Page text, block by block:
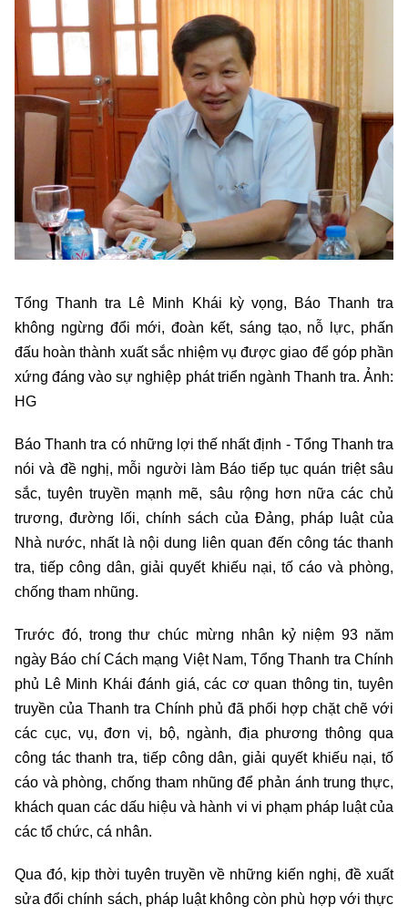
Tổng Thanh tra Lê Minh Khái kỳ vọng, Báo Thanh tra
không ngừng đổi mới, đoàn kết, sáng tạo, nỗ lực, phấn
đấu hoàn thành xuất sắc nhiệm vụ được giao để góp phần
xứng đáng vào sự nghiệp phát triển ngành Thanh tra. Ảnh:
HG
Báo Thanh tra có những lợi thế nhất định - Tổng Thanh tra
nói và đề nghị, mỗi người làm Báo tiếp tục quán triệt sâu
sắc, tuyên truyền mạnh mẽ, sâu rộng hơn nữa các chủ
trương, đường lối, chính sách của Đảng, pháp luật của
Nhà nước, nhất là nội dung liên quan đến công tác thanh
tra, tiếp công dân, giải quyết khiếu nại, tố cáo và phòng,
chống tham nhũng.
Trước đó, trong thư chúc mừng nhân kỷ niệm 93 năm
ngày Báo chí Cách mạng Việt Nam, Tổng Thanh tra Chính
phủ Lê Minh Khái đánh giá, các cơ quan thông tin, tuyên
truyền của Thanh tra Chính phủ đã phối hợp chặt chẽ với
các cục, vụ, đơn vị, bộ, ngành, địa phương thông qua
công tác thanh tra, tiếp công dân, giải quyết khiếu nại, tố
cáo và phòng, chống tham nhũng để phản ánh trung thực,
khách quan các dấu hiệu và hành vi vi phạm pháp luật của
các tổ chức, cá nhân.
Qua đó, kịp thời tuyên truyền về những kiến nghị, đề xuất
sửa đổi chính sách, pháp luật không còn phù hợp với thực